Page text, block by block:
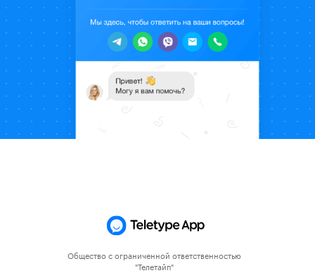
Общество с ограниченной ответственностью
"Телетайп"